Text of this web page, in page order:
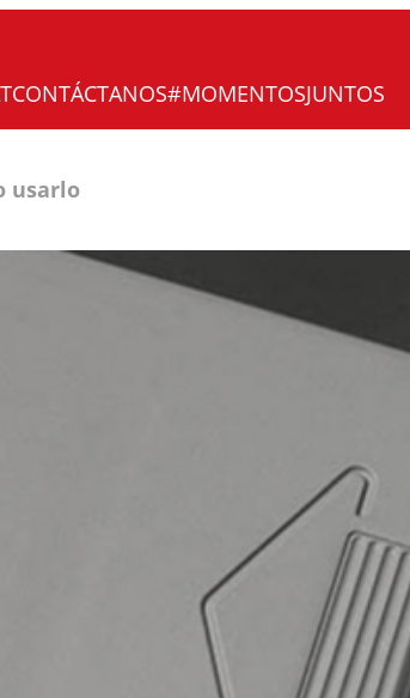
CONTÁCTANOS#MOMENTOSJUNTOS
usarlo